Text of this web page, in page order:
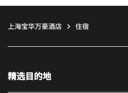
上海宝华万豪酒店 住宿
精选目的地